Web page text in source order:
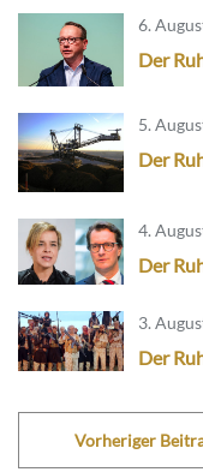
6.
Der
5.
Der
4.
Der
3.
Der
Vorheriger